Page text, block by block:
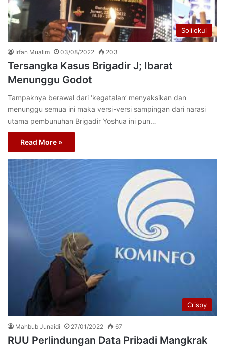
Solilokui
Irfan Mualim 03/08/2022 203
Tersangka Kasus Brigadir J; Ibarat
Menunggu Godot
Tampaknya berawal dari ‘kegatalan’ menyaksikan dan
menunggu semua ini maka versi-versi sampingan dari narasi
utama pembunuhan Brigadir Yoshua ini pun…
Read More »
Crispy
Mahbub Junaidi 27/01/2022 67
RUU Perlindungan Data Pribadi Mangkrak